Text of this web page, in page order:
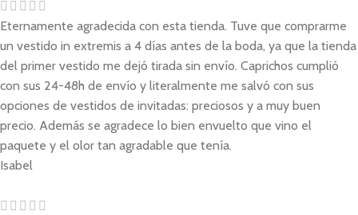
Eternamente agradecida con esta tienda. Tuve que comprarme
un vestido in extremis a 4 días antes de la boda, ya que la tienda
del primer vestido me dejó tirada sin envío. Caprichos cumplió
con sus 24-48h de envío y literalmente me salvó con sus
opciones de vestidos de invitadas: preciosos y a muy buen
precio. Además se agradece lo bien envuelto que vino el
paquete y el olor tan agradable que tenía.
Isabel